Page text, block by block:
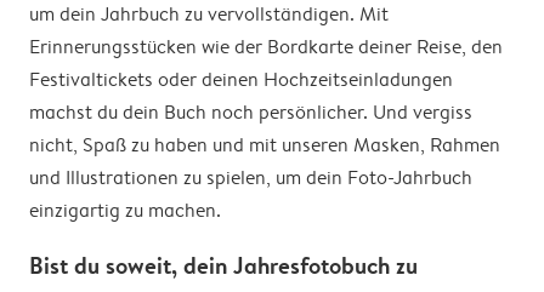
um dein Jahrbuch zu vervollständigen. Mit
Erinnerungsstücken wie der Bordkarte deiner Reise, den
Festivaltickets oder deinen Hochzeitseinladungen
machst du dein Buch noch persönlicher. Und vergiss
nicht, Spaß zu haben und mit unseren Masken, Rahmen
und Illustrationen zu spielen, um dein Foto-Jahrbuch
einzigartig zu machen.
Bist du soweit, dein Jahresfotobuch zu